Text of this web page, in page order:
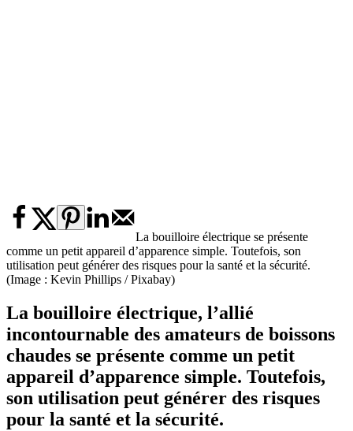
La bouilloire électrique se présente
comme un petit appareil d’apparence simple. Toutefois, son
utilisation peut générer des risques pour la santé et la sécurité.
(Image : Kevin Phillips / Pixabay)
La bouilloire électrique, l’allié
incontournable des amateurs de boissons
chaudes se présente comme un petit
appareil d’apparence simple. Toutefois,
son utilisation peut générer des risques
pour la santé et la sécurité.